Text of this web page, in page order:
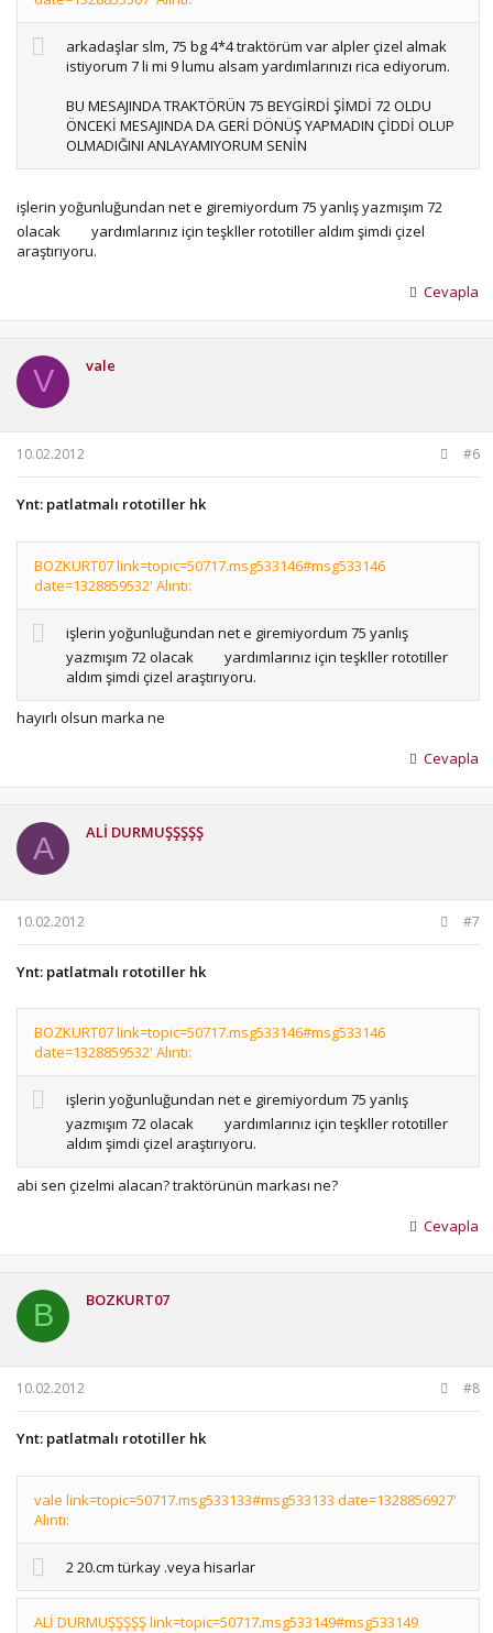
arkadaşlar slm, 75 bg 4*4 traktörüm var alpler çizel almak
istiyorum 7 li mi 9 lumu alsam yardımlarınızı rica ediyorum.
BU MESAJINDA TRAKTÖRÜN 75 BEYGİRDİ ŞİMDİ 72 OLDU
ÖNCEKİ MESAJINDA DA GERİ DÖNÜŞ YAPMADIN ÇİDDİ OLUP
OLMADIĞINI ANLAYAMIYORUM SENİN
işlerin yoğunluğundan net e giremiyordum 75 yanlış yazmışım 72
olacak
yardımlarınız için teşkller rototiller aldım şimdi çizel
araştırıyoru.
Cevapla
V vale
10.02.2012 #6
Ynt: patlatmalı rototiller hk
BOZKURT07 link=topic=50717.msg533146#msg533146
date=1328859532' Alıntı:
işlerin yoğunluğundan net e giremiyordum 75 yanlış
yazmışım 72 olacak
yardımlarınız için teşkller rototiller
aldım şimdi çizel araştırıyoru.
hayırlı olsun marka ne
Cevapla
A ALİ DURMUŞŞŞŞŞ
10.02.2012 #7
Ynt: patlatmalı rototiller hk
BOZKURT07 link=topic=50717.msg533146#msg533146
date=1328859532' Alıntı:
işlerin yoğunluğundan net e giremiyordum 75 yanlış
yazmışım 72 olacak
yardımlarınız için teşkller rototiller
aldım şimdi çizel araştırıyoru.
abi sen çizelmi alacan? traktörünün markası ne?
Cevapla
B BOZKURT07
10.02.2012 #8
Ynt: patlatmalı rototiller hk
vale link=topic=50717.msg533133#msg533133 date=1328856927'
Alıntı:
2 20.cm türkay .veya hisarlar
ALİ DURMUŞŞŞŞŞ link=topic=50717.msg533149#msg533149